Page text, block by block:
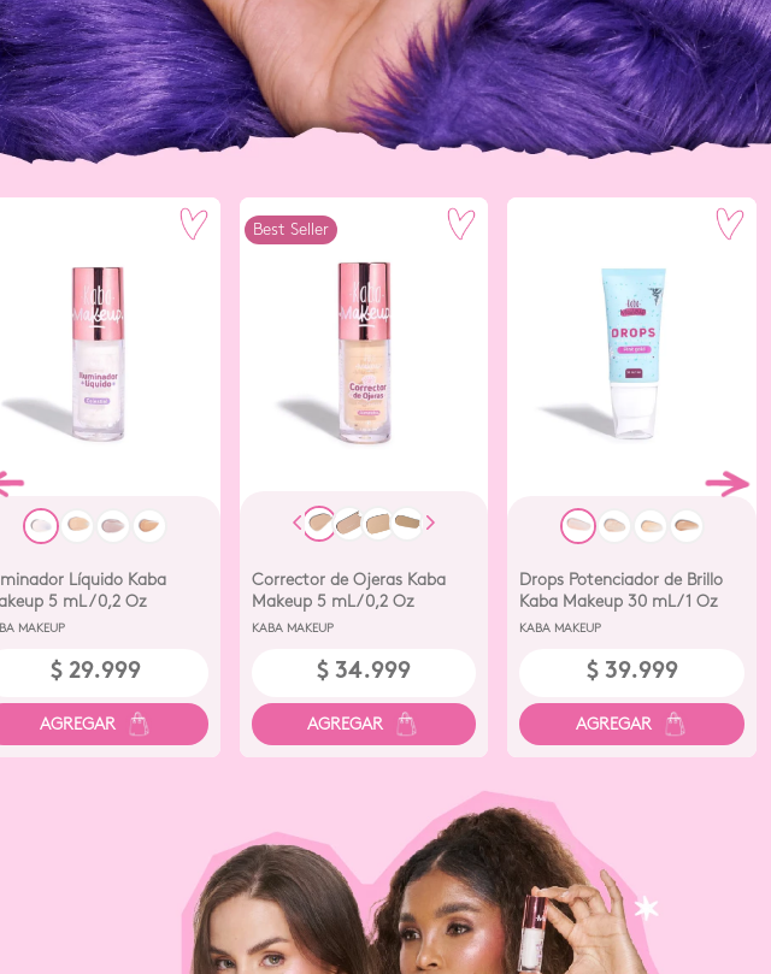
Líquido Kaba
5 mL /0,2 Oz
MAKEUP
$ 29.999
Best Seller
Corrector de Ojeras Kaba
Makeup 5 mL/0,2 Oz
Almendra
KABA MAKEUP
$ 34.999
Drops Potenciador de Brillo
Kaba Makeup 30 mL/1 Oz
Pink Gold
KABA MAKEUP
$ 39.999